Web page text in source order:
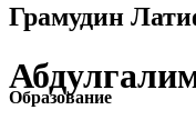
Грамудин
Образование